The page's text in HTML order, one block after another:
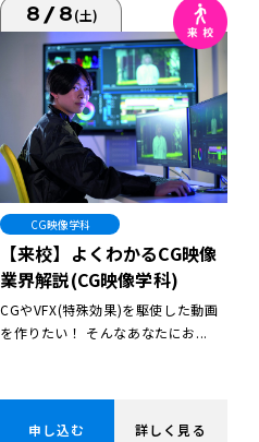
8/8(土)
CG映像学科
【来校】よくわかるCG映像
業界解説(CG映像学科)
CGやVFX(特殊効果)を駆使した動画
を作りたい！ そんなあなたにお...
申し込む 詳しく見る